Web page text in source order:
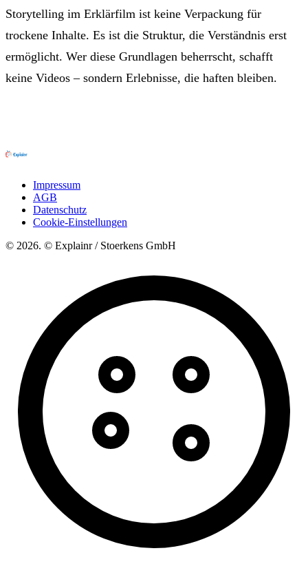
Storytelling im Erklärfilm ist keine Verpackung für
trockene Inhalte. Es ist die Struktur, die Verständnis erst
ermöglicht. Wer diese Grundlagen beherrscht, schafft
keine Videos – sondern Erlebnisse, die haften bleiben.
Impressum
AGB
Datenschutz
Cookie-Einstellungen
© 2026. © Explainr / Stoerkens GmbH